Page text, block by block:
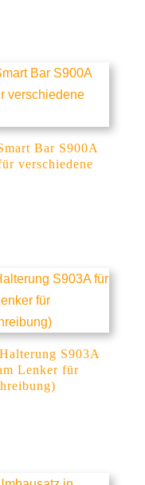
Bar S900A
verschiedene
S903A
Lenker für